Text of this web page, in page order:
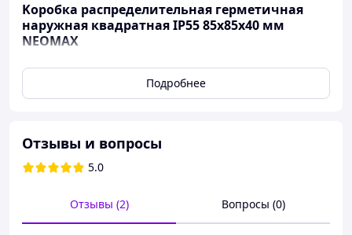
Koробка распределительная герметичная
наружная квадратная IP55 85х85х40 мм
NEOMAX
Герметичная распределительная коробка
предназначена для разветвления кабелей и проводов.
Она подходит для наружного монтажа на стены из
Глубина:40 мм
Класс защиты IP:IP55
Подробнее
Отзывы и вопросы
5.0
Отзывы (2) Вопросы (0)